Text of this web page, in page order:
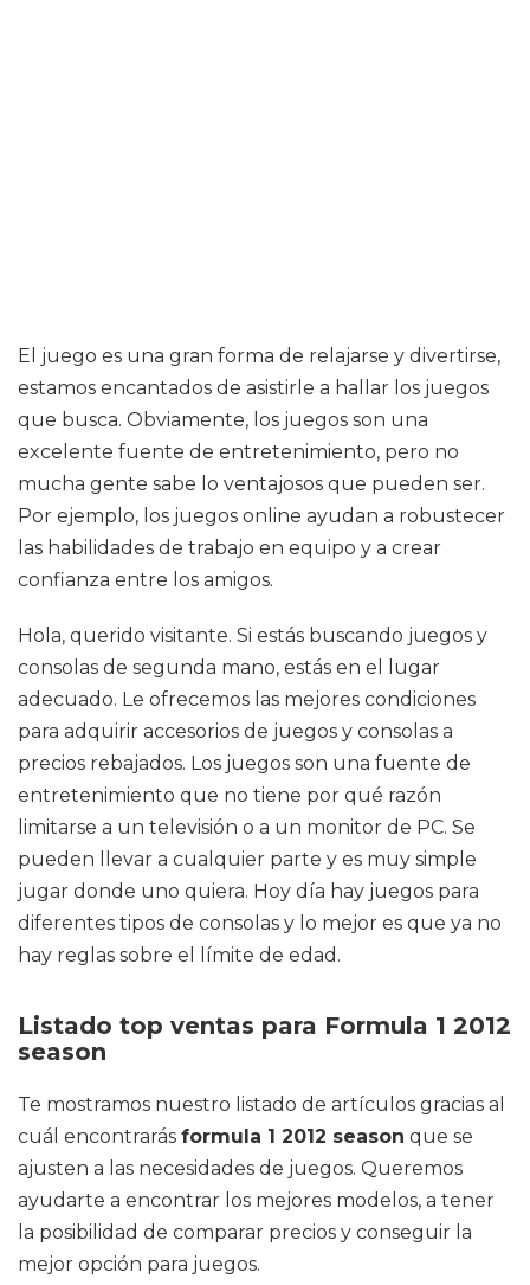
El juego es una gran forma de relajarse y divertirse,
estamos encantados de asistirle a hallar los juegos
que busca. Obviamente, los juegos son una
excelente fuente de entretenimiento, pero no
mucha gente sabe lo ventajosos que pueden ser.
Por ejemplo, los juegos online ayudan a robustecer
las habilidades de trabajo en equipo y a crear
confianza entre los amigos.
Hola, querido visitante. Si estás buscando juegos y
consolas de segunda mano, estás en el lugar
adecuado. Le ofrecemos las mejores condiciones
para adquirir accesorios de juegos y consolas a
precios rebajados. Los juegos son una fuente de
entretenimiento que no tiene por qué razón
limitarse a un televisión o a un monitor de PC. Se
pueden llevar a cualquier parte y es muy simple
jugar donde uno quiera. Hoy día hay juegos para
diferentes tipos de consolas y lo mejor es que ya no
hay reglas sobre el límite de edad.
Listado top ventas para Formula 1 2012
season
Te mostramos nuestro listado de artículos gracias al
cuál encontrarás formula 1 2012 season que se
ajusten a las necesidades de juegos. Queremos
ayudarte a encontrar los mejores modelos, a tener
la posibilidad de comparar precios y conseguir la
mejor opción para juegos.